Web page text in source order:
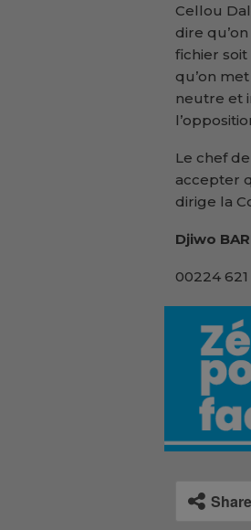
Cellou
dire
fichier
qu’on
neutre et
Le chef
accepter
dirige la
Djiwo
00224
Share